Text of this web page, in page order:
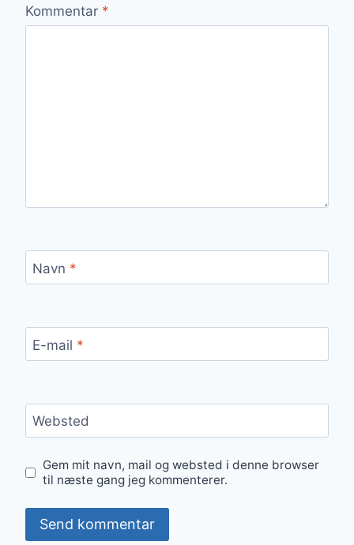
Kommentar *
Navn *
E-mail *
Websted
Gem mit navn, mail og websted i denne browser
til næste gang jeg kommenterer.